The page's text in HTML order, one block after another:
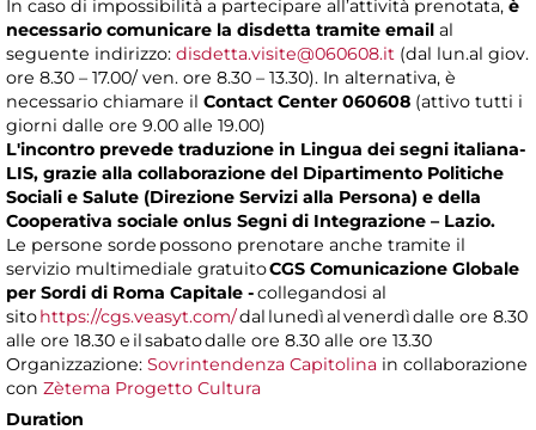
In caso di impossibilità a partecipare all’attività prenotata, è
necessario comunicare la disdetta tramite email al
seguente indirizzo: disdetta.visite@060608.it (dal lun.al giov.
ore 8.30 – 17.00/ ven. ore 8.30 – 13.30). In alternativa, è
necessario chiamare il Contact Center 060608 (attivo tutti i
giorni dalle ore 9.00 alle 19.00)
L'incontro prevede traduzione in Lingua dei segni italiana-
LIS, grazie alla collaborazione del Dipartimento Politiche
Sociali e Salute (Direzione Servizi alla Persona) e della
Cooperativa sociale onlus Segni di Integrazione – Lazio.
Le persone sorde possono prenotare anche tramite il
servizio multimediale gratuitoCGS Comunicazione Globale
per Sordi di Roma Capitale -collegandosi al
sitohttps://cgs.veasyt.com/dal lunedì al venerdì dalle ore 8.30
alle ore 18.30 e il sabato dalle ore 8.30 alle ore 13.30
Organizzazione: Sovrintendenza Capitolina in collaborazione
con Zètema Progetto Cultura
Duration